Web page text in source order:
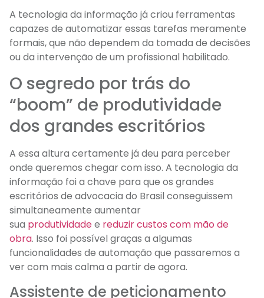
A tecnologia da informação já criou ferramentas
capazes de automatizar essas tarefas meramente
formais, que não dependem da tomada de decisões
ou da intervenção de um profissional habilitado.
O segredo por trás do
“boom” de produtividade
dos grandes escritórios
A essa altura certamente já deu para perceber
onde queremos chegar com isso. A tecnologia da
informação foi a chave para que os grandes
escritórios de advocacia do Brasil conseguissem
simultaneamente aumentar
sua produtividadee reduzir custos com mão de
obra. Isso foi possível graças a algumas
funcionalidades de automação que passaremos a
ver com mais calma a partir de agora.
Assistente de peticionamento